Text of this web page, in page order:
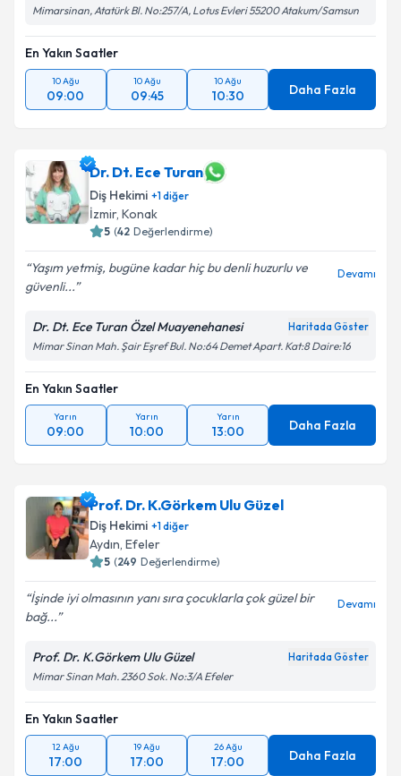
Mimarsinan, Atatürk Bl. No:257/A, Lotus Evleri 55200 Atakum/Samsun
En Yakın Saatler
10 Ağu
09:00
10 Ağu
09:45
10 Ağu
10:30 Daha Fazla
Dr. Dt. Ece Turan
Diş Hekimi +1diğer
İzmir, Konak
5 (42 Değerlendirme)
Yaşım yetmiş, bugüne kadar hiç bu denli huzurlu ve
güvenli...
Devamı
Dr. Dt. Ece Turan Özel Muayenehanesi Haritada Göster
Mimar Sinan Mah. Şair Eşref Bul. No:64 Demet Apart. Kat:8 Daire:16
En Yakın Saatler
Yarın
09:00
Yarın
10:00
Yarın
13:00 Daha Fazla
Prof. Dr. K.Görkem Ulu Güzel
Diş Hekimi +1diğer
Aydın, Efeler
5 (249 Değerlendirme)
İşinde iyi olmasının yanı sıra çocuklarla çok güzel bir
bağ...
Devamı
Prof. Dr. K.Görkem Ulu Güzel Haritada Göster
Mimar Sinan Mah. 2360 Sok. No:3/A Efeler
En Yakın Saatler
12 Ağu
17:00
19 Ağu
17:00
26 Ağu
17:00 Daha Fazla